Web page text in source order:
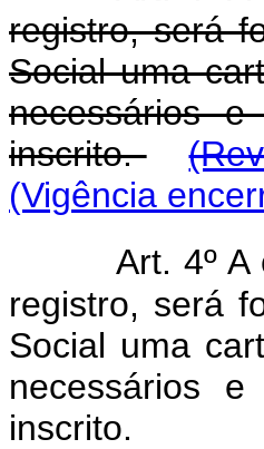
registro, será
Social uma
necessários
inscrito.
(Vigência
Art. 4º
registro, será
Social uma
necessários
inscrito.